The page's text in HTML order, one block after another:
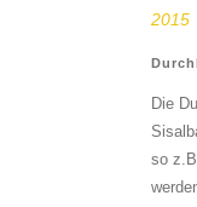
2015
Die
so